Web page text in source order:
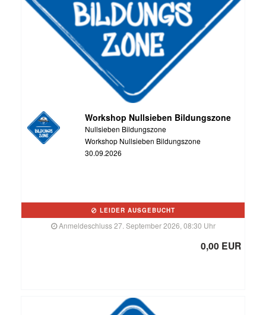
Workshop Nullsieben Bildungszone
Nullsieben Bildungszone
Workshop Nullsieben Bildungszone
30.09.2026
LEIDER AUSGEBUCHT
Anmeldeschluss 27. September 2026, 08:30 Uhr
0,00 EUR